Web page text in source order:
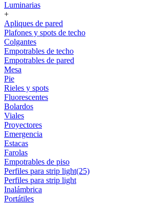
Luminarias
+
Apliques de pared
Plafones y spots de techo
Colgantes
Empotrables de techo
Empotrables de pared
Mesa
Pie
Rieles y spots
Fluorescentes
Bolardos
Viales
Proyectores
Emergencia
Estacas
Farolas
Empotrables de piso
Perfiles para strip light(25)
Perfiles para strip light
Inalámbrica
Portátiles